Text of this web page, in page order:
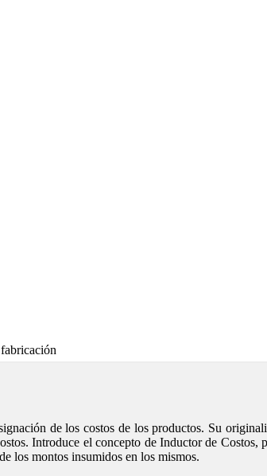
de los costos de los productos. Su
Introduce el concepto de Inductor de Costos,
los montos insumidos en los mismos.